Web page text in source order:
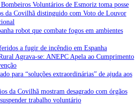
Voluntários de Esmoriz toma posse
da Covilhã distinguido com Voto de Louvor
robot que combate fogos em ambientes
a fugir de incêndio em Espanha
Agrava-se: ANEPC Apela ao Cumprimento
para “soluções extraordinárias” de ajuda aos
da Covilhã mostram desagrado com órgãos
trabalho voluntário